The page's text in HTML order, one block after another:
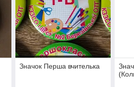
Значок Перша вчителька